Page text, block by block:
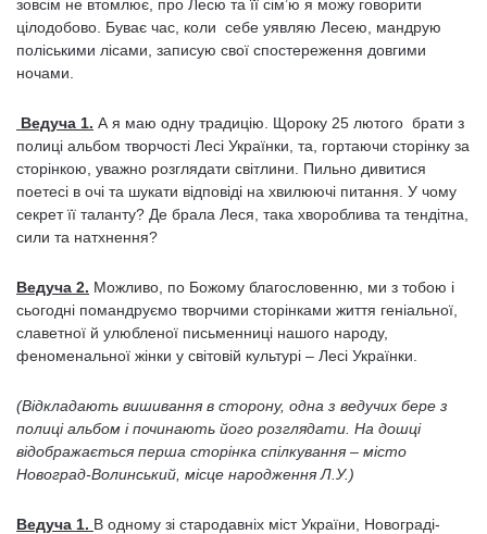
зовсім не втомлює, про Лесю та її сім’ю я можу говорити
цілодобово. Буває час, коли себе уявляю Лесею, мандрую
поліськими лісами, записую свої спостереження довгими
ночами.
Ведуча 1. А я маю одну традицію. Щороку 25 лютого брати з
полиці альбом творчості Лесі Українки, та, гортаючи сторінку за
сторінкою, уважно розглядати світлини. Пильно дивитися
поетесі в очі та шукати відповіді на хвилюючі питання. У чому
секрет її таланту? Де брала Леся, така хвороблива та тендітна,
сили та натхнення?
Ведуча 2. Можливо, по Божому благословенню, ми з тобою і
сьогодні помандруємо творчими сторінками життя геніальної,
славетної й улюбленої письменниці нашого народу,
феноменальної жінки у світовій культурі – Лесі Українки.
(Відкладають вишивання в сторону, одна з ведучих бере з
полиці альбом і починають його розглядати. На дошці
відображається перша сторінка спілкування – місто
Новоград-Волинський, місце народження Л.У.)
Ведуча 1. В одному зі стародавніх міст України, Новограді-